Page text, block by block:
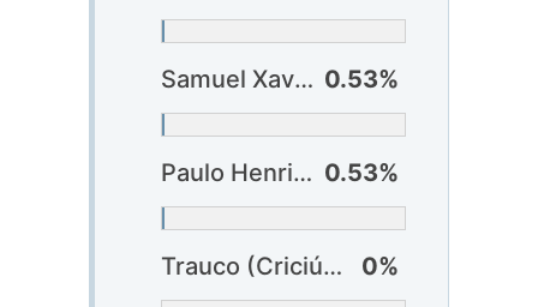
Samuel Xavier (Fluminense) 0.53%
Paulo Henrique (Vasco) 0.53%
Trauco (Criciúma) 0%